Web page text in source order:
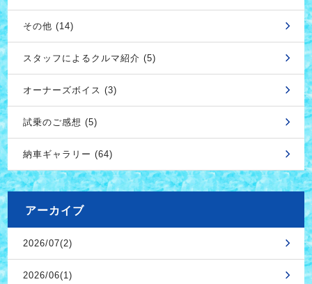
その他 (14)
スタッフによるクルマ紹介 (5)
オーナーズボイス (3)
試乗のご感想 (5)
納車ギャラリー (64)
アーカイブ
2026/07(2)
2026/06(1)